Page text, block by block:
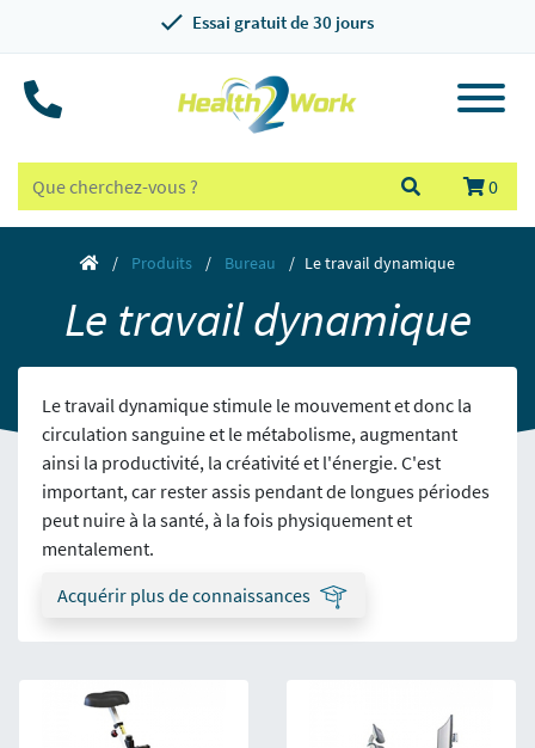
Essai gratuit de 30 jours
0
Produits Bureau Le travail dynamique
Le travail dynamique
Le travail dynamique stimule le mouvement et donc la
circulation sanguine et le métabolisme, augmentant
ainsi la productivité, la créativité et l'énergie. C'est
important, car rester assis pendant de longues périodes
peut nuire à la santé, à la fois physiquement et
mentalement.
Acquérir plus de connaissances